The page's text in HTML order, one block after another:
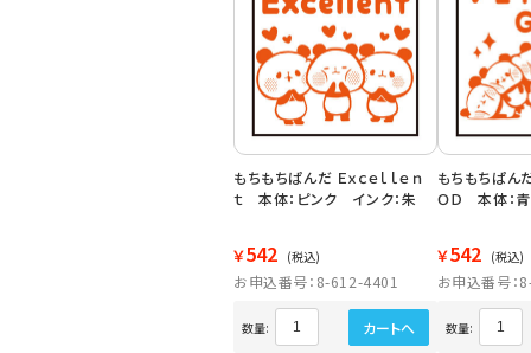
もちもちぱんだ Ｅｘｃｅｌｌｅｎ
ｔ 本体：ピンク インク：朱
￥542 (税込)
お申込番号：8-612-4401
数量: カートへ
もちもちぱん
ＯＤ 本体：
￥542 (税込)
お申込番号
数量: